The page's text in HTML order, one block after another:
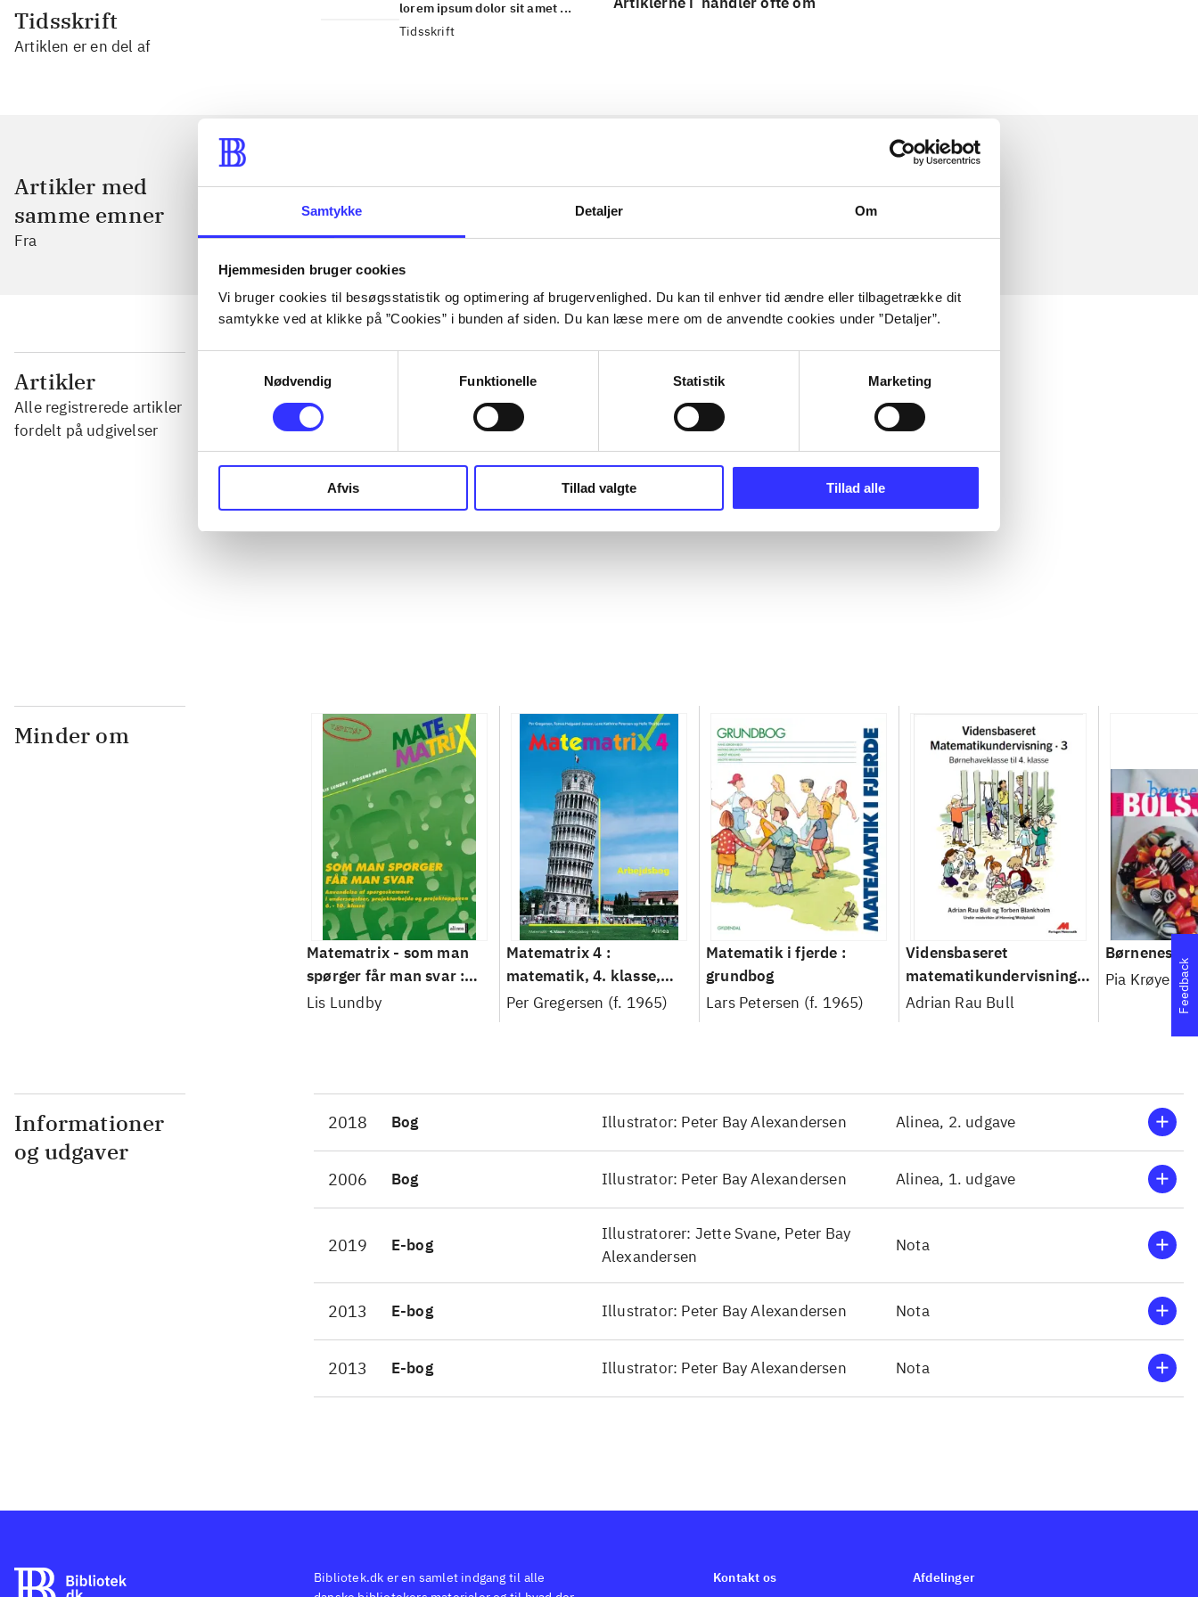
Samtykke Detaljer Om
Hjemmesiden bruger cookies
Vi bruger cookies til besøgsstatistik og optimering af brugervenlighed. Du kan til enhver tid ændre eller tilbagetrække dit
samtykke ved at klikke på ”Cookies” i bunden af siden. Du kan læse mere om de anvendte cookies under ”Detaljer”.
Nødvendig
Funktionelle Statistik Marketing
Afvis Tillad valgte Tillad alle
Tidsskrift
Artiklen er en del af
lorem ipsum dolor sit amet ...
Tidsskrift
Artikler med
samme emner
Fra
Artikler
Alle registrerede artikler
fordelt på udgivelser
...
Minder om
Matematrix - som man
spørger får man svar :
anvendelse af
projektopgaven 6.-10.
klasse
Lis Lundby
Matematrix 4 :
matematik, 4. klasse,
grundbog, web --
Per Gregersen (f. 1965)
Matematik i fjerde :
grundbog
Lars Petersen (f. 1965)
Vidensbaseret
matematikundervisning.
Bind 3 : Børnehaveklasse
Adrian Rau Bull
Børnenes
Pia Krøyer
Informationer
og udgaver
2018 Bog Illustrator: Peter Bay Alexandersen Alinea, 2. udgave
2006 Bog Illustrator: Peter Bay Alexandersen Alinea, 1. udgave
2019 E-bog
Illustratorer: Jette Svane, Peter Bay
Alexandersen
Nota
2013 E-bog Illustrator: Peter Bay Alexandersen Nota
2013 E-bog Illustrator: Peter Bay Alexandersen Nota
Feedback
Bibliotek.dk er en samlet indgang til alle
Kontakt os Afdelinger